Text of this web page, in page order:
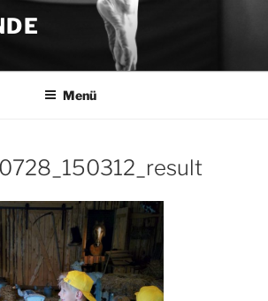
Menü